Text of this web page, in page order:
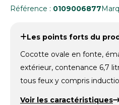
Référence : 0109006877
Les points forts du
Cocotte ovale en fonte,
extérieur, contenance 6,7
tous feux y compris
Voir les caractéristiques